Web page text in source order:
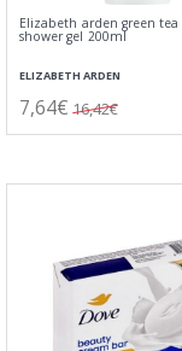
Elizabeth arden green
shower gel 200ml
ELIZABETH ARDEN
7,64€ 16,42€